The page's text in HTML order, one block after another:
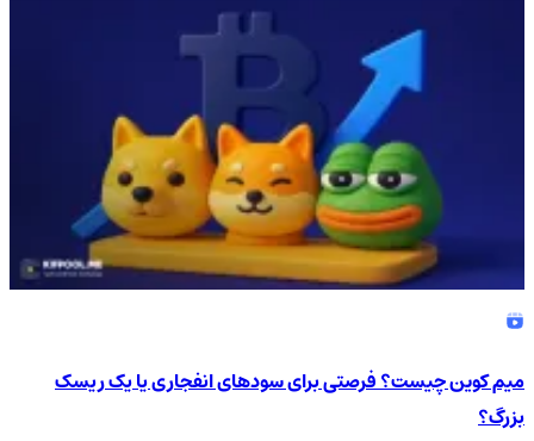
میم کوین چیست؟ فرصتی برای سودهای انفجاری یا یک ریسک
بزرگ؟